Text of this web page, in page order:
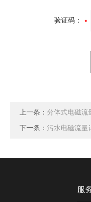
验证码：
上一条： 分体式电磁流
下一条： 污水电磁流量
服